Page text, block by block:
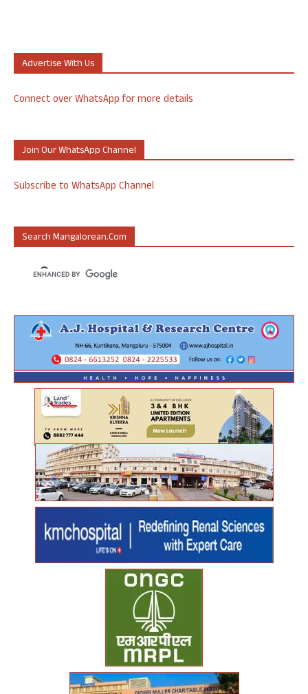
Advertise With Us
Connect over WhatsApp for more details
Join Our WhatsApp Channel
Subscribe to WhatsApp Channel
Search Mangalorean.com